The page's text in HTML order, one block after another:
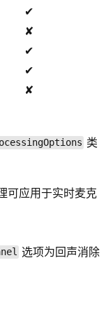
✔
✘
✔
✔
✘
类
可应用于实时麦克
选项为回声消除